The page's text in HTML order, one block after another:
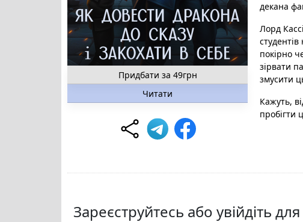
Придбати за 49грн
Читати
декана
Лорд
покірно
зірвати
змусити
Кажуть,
пробігти
Зареєструйтесь або увійдіть